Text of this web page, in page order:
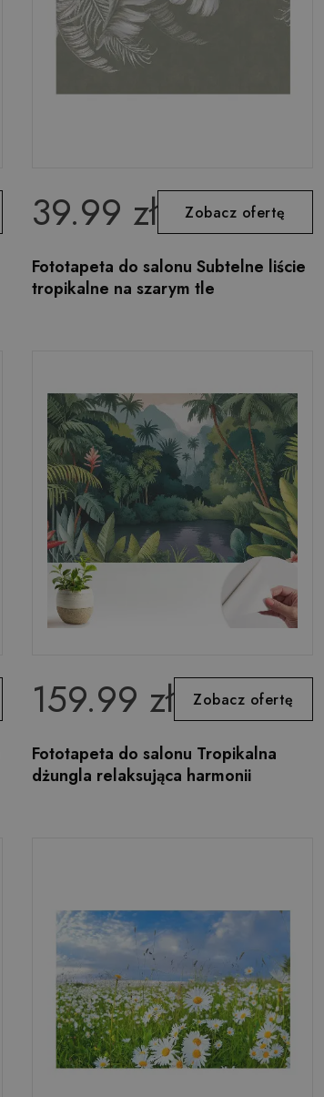
39.99 zł Zobacz ofertę
Fototapeta do salonu Subtelne liście
tropikalne na szarym tle
159.99 zł Zobacz ofertę
Fototapeta do salonu Tropikalna
dżungla relaksująca harmonii